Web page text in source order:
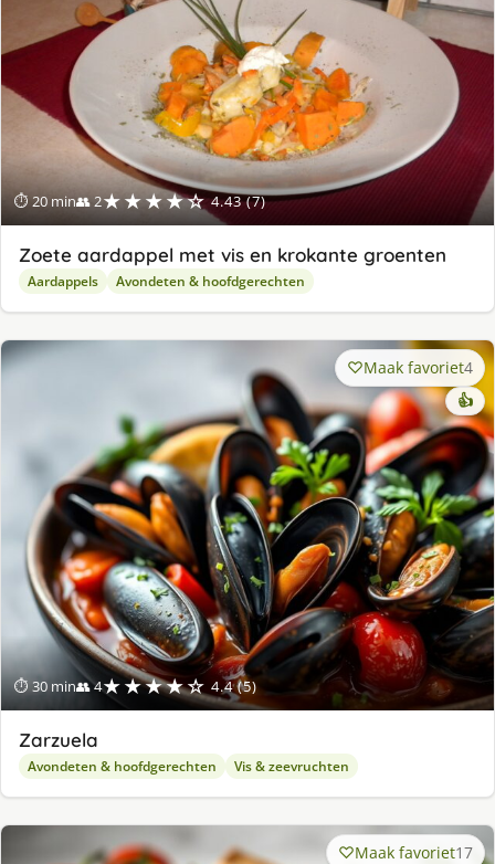
⏱ 20 min👥 2★★★★☆ 4.43 (7)
Zoete aardappel met vis en krokante groenten
Aardappels Avondeten & hoofdgerechten
⏱ 30 min👥 4★★★★☆ 4.4 (5)
Maak favoriet4
👍
Zarzuela
Avondeten & hoofdgerechten Vis & zeevruchten
Maak favoriet17